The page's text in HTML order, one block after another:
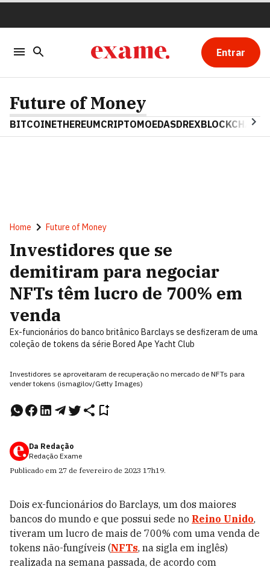
Entrar
Future of Money
BITCOINETHEREUMCRIPTOMOEDASDREXBLOCKCHAIN
Home Future of Money
Investidores que se
demitiram para negociar
NFTs têm lucro de 700% em
venda
Ex-funcionários do banco britânico Barclays se desfizeram de uma
coleção de tokens da série Bored Ape Yacht Club
Investidores se aproveitaram de recuperação no mercado de NFTs para
vender tokens (ismagilov/Getty Images)
Da Redação
Redação Exame
Publicado em 27 de fevereiro de 2023 17h19.
Dois ex-funcionários do Barclays, um dos maiores
bancos do mundo e que possui sede no Reino Unido,
tiveram um lucro de mais de 700% com uma venda de
tokens não-fungíveis (NFTs, na sigla em inglês)
realizada na semana passada, de acordo com